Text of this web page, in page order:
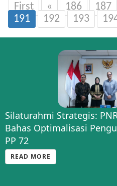
First « 186 187
191
192 193
Silaturahmi Strategis:
Bahas Optimalisasi
PP 72
READ MORE